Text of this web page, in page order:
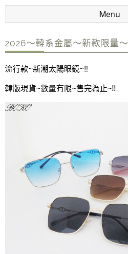
Menu
2026～韓系金屬～新款限量～
流行款~新潮太陽眼鏡~!!
韓版現貨~數量有限~售完為止~!!